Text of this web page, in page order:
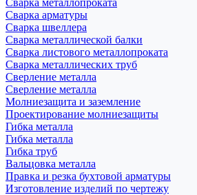
Сварка металлопроката
Сварка арматуры
Сварка швеллера
Сварка металлической балки
Сварка листового металлопроката
Сварка металлических труб
Сверление металла
Сверление металла
Молниезащита и заземление
Проектирование молниезащиты
Гибка металла
Гибка металла
Гибка труб
Вальцовка металла
Правка и резка бухтовой арматуры
Изготовление изделий по чертежу